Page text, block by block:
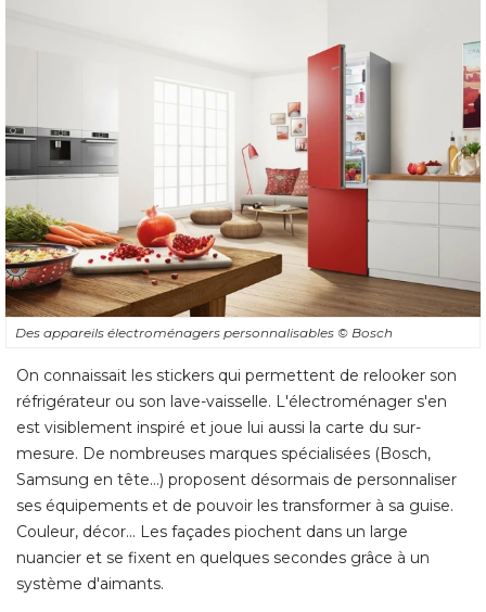
Des appareils électroménagers personnalisables © Bosch
On connaissait les stickers qui permettent de relooker son
réfrigérateur ou son lave-vaisselle. L'électroménager s'en
est visiblement inspiré et joue lui aussi la carte du sur-
mesure. De nombreuses marques spécialisées (Bosch,
Samsung en tête...) proposent désormais de personnaliser
ses équipements et de pouvoir les transformer à sa guise.
Couleur, décor... Les façades piochent dans un large
nuancier et se fixent en quelques secondes grâce à un
système d'aimants.